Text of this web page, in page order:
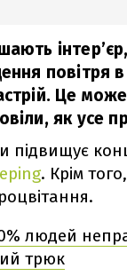
повітря
Це
як усе
підвищує
. Крім
людей
трюк